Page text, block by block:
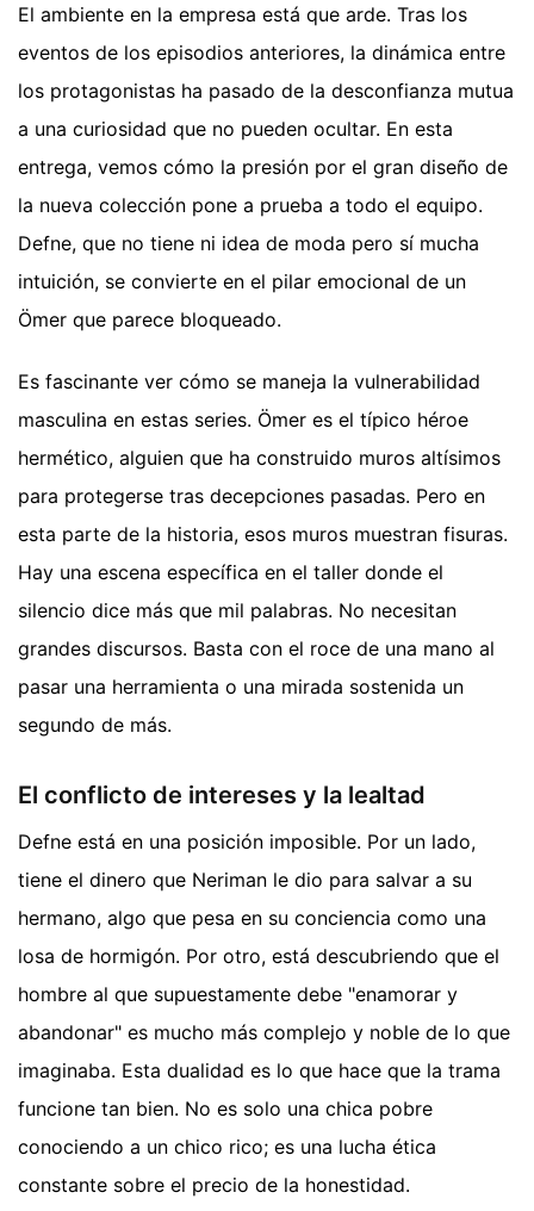
El ambiente en la empresa está que arde. Tras los
eventos de los episodios anteriores, la dinámica entre
los protagonistas ha pasado de la desconfianza mutua
a una curiosidad que no pueden ocultar. En esta
entrega, vemos cómo la presión por el gran diseño de
la nueva colección pone a prueba a todo el equipo.
Defne, que no tiene ni idea de moda pero sí mucha
intuición, se convierte en el pilar emocional de un
Ömer que parece bloqueado.
Es fascinante ver cómo se maneja la vulnerabilidad
masculina en estas series. Ömer es el típico héroe
hermético, alguien que ha construido muros altísimos
para protegerse tras decepciones pasadas. Pero en
esta parte de la historia, esos muros muestran fisuras.
Hay una escena específica en el taller donde el
silencio dice más que mil palabras. No necesitan
grandes discursos. Basta con el roce de una mano al
pasar una herramienta o una mirada sostenida un
segundo de más.
El conflicto de intereses y la lealtad
Defne está en una posición imposible. Por un lado,
tiene el dinero que Neriman le dio para salvar a su
hermano, algo que pesa en su conciencia como una
losa de hormigón. Por otro, está descubriendo que el
hombre al que supuestamente debe "enamorar y
abandonar" es mucho más complejo y noble de lo que
imaginaba. Esta dualidad es lo que hace que la trama
funcione tan bien. No es solo una chica pobre
conociendo a un chico rico; es una lucha ética
constante sobre el precio de la honestidad.